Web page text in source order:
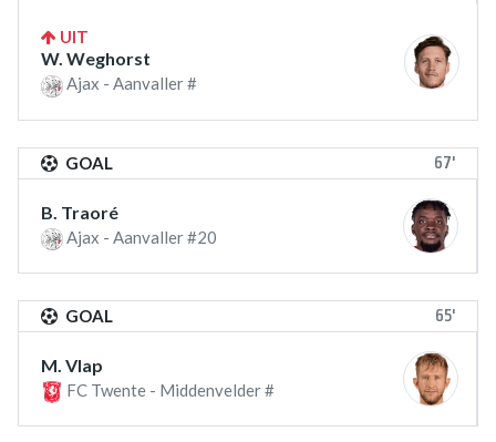
UIT
W. Weghorst
Ajax - Aanvaller #
GOAL 67'
B. Traoré
Ajax - Aanvaller #20
GOAL 65'
M. Vlap
FC Twente - Middenvelder #